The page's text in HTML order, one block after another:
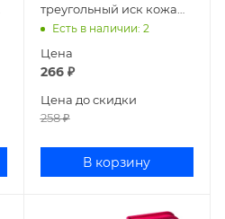
треугольный иск кожа
7026963
Есть в наличии: 2
Цена
266₽
Цена до скидки
258₽
В корзину